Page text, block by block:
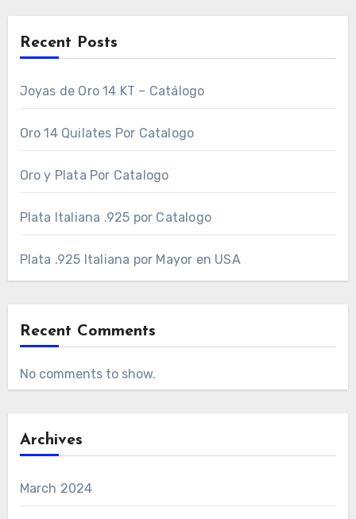
Recent Posts
Joyas de Oro 14 KT – Catálogo
Oro 14 Quilates Por Catalogo
Oro y Plata Por Catalogo
Plata Italiana .925 por Catalogo
Plata .925 Italiana por Mayor en USA
Recent Comments
No comments to show.
Archives
March 2024